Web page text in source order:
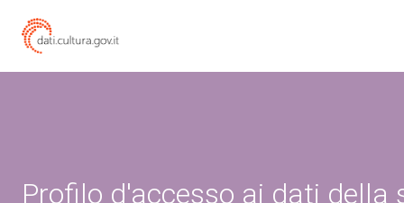
Profilo d'accesso ai dati della